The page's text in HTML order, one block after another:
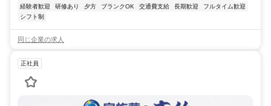
経験者歓迎
研修あり 夕方 ブランクOK 交通費支給 長期歓迎
フルタイム歓迎
シフト制
同じ企業の求人
正社員